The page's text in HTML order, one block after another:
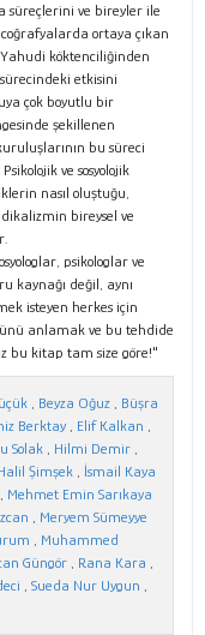
süreçlerini ve bireyler ile
ortaya çıkan
köktenciliğinden
etkisini
çok boyutlu bir
şekillenen
bu süreci
ve sosyolojik
nasıl oluştuğu,
bireysel ve
psikologlar ve
kaynağı değil, aynı
isteyen herkes için
anlamak ve bu tehdide
bu kitap tam size göre!"
, Beyza Oğuz , Büşra
Berktay , Elif Kalkan ,
Solak , Hilmi Demir ,
Şimşek , İsmail Kaya
, Mehmet Emin Sarıkaya
, Meryem Sümeyye
, Muhammed
Güngör , Rana Kara ,
, Sueda Nur Uygun ,